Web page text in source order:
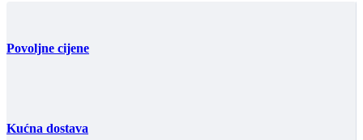
Povoljne cijene
Kućna dostava